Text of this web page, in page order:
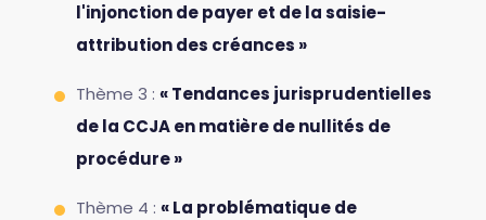
l'injonction de payer et de la saisie-
attribution des créances »
Thème 3 : « Tendances jurisprudentielles
de la CCJA en matière de nullités de
procédure »
Thème 4 : « La problématique de